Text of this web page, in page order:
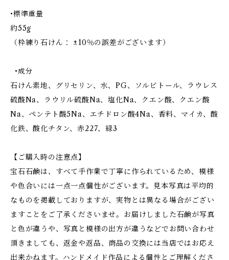
•標準重量
約55g
（枠練り石けん： ±10％の誤差がございます）
•成分
石けん素地、グリセリン、水、PG、ソルビトール、ラウレス
硫酸Na、ラウリル硫酸Na、塩化Na、クエン酸、クエン酸
Na、ペンテト酸5Na、エチドロン酸4Na、香料、マイカ、酸
化鉄、酸化チタン、赤227、緑3
【ご購入時の注意点】
宝石石鹸は、すべて手作業で丁寧に作られているため、模様
や色合いには一点一点個性がございます。見本写真は平均的
なものを掲載しておりますが、実物とは異なる場合がござい
ますことをご了承くださいませ。お届けしました石鹸が写真
と色が違うや、写真と模様の出方が違うなどでお問い合わせ
頂きましても、返金や返品、商品の交換には当店ではお応え
出来かねます。ハンドメイド作品による個性とご理解くださ